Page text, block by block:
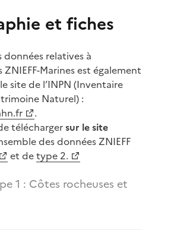
et fiches
données relatives à
ZNIEFF-Marines est également
site de l’INPN (Inventaire
Naturel) :
.
téléchargersur le site
des données ZNIEFF
et detype 2.
1 : Côtes rocheuses et